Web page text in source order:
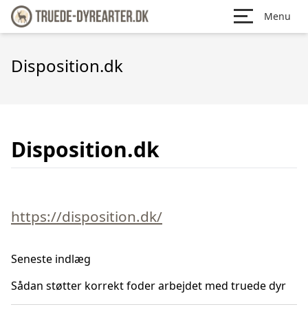
Menu
Disposition.dk
Disposition.dk
https://disposition.dk/
Seneste indlæg
Sådan støtter korrekt foder arbejdet med truede dyr